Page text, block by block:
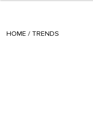
HOME / TRENDS